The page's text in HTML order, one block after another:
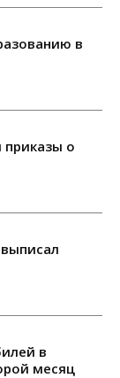
в
приказы о
в
месяц